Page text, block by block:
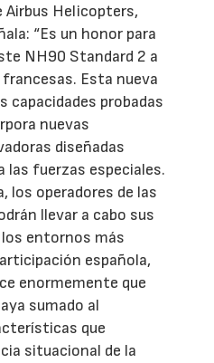
Airbus Helicopters,
“Es un honor para
NH90 Standard 2 a
Esta nueva
capacidades probadas
nuevas
diseñadas
las fuerzas especiales.
los operadores de las
llevar a cabo sus
entornos más
española,
enormemente que
sumado al
que
situacional de la